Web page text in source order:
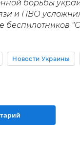
борьбы
и ПВО
беспилотников
Новости Украины